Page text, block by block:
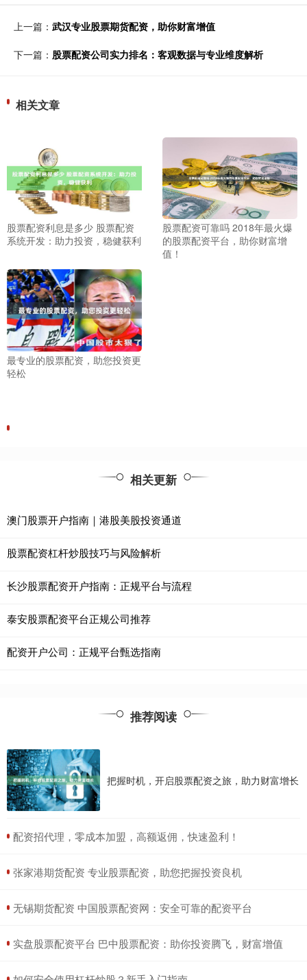
上一篇： 武汉专业股票期货配资，助你财富增值
下一篇： 股票配资公司实力排名：客观数据与专业维度解析
相关文章
股票配资利息是多少 股票配资
系统开发：助力投资，稳健获利
股票配资可靠吗 2018年最火爆
的股票配资平台，助你财富增
值！
最专业的股票配资，助您投资更
轻松
相关更新
澳门股票开户指南｜港股美股投资通道
股票配资杠杆炒股技巧与风险解析
长沙股票配资开户指南：正规平台与流程
泰安股票配资平台正规公司推荐
配资开户公司：正规平台甄选指南
推荐阅读
把握时机，开启股票配资之旅，助力财富增长
​配资招代理，零成本加盟，高额返佣，快速盈利！
​张家港期货配资 专业股票配资，助您把握投资良机
​无锡期货配资 中国股票配资网：安全可靠的配资平台
​实盘股票配资平台 巴中股票配资：助你投资腾飞，财富增值